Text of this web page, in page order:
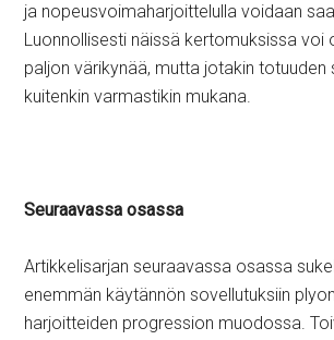
ja nopeusvoimaharjoittelulla voidaan
Luonnollisesti näissä kertomuksissa voi
paljon värikynää, mutta jotakin totuuden
kuitenkin varmastikin mukana.
Seuraavassa osassa
Artikkelisarjan seuraavassa osassa
enemmän käytännön sovellutuksiin
harjoitteiden progression muodossa.